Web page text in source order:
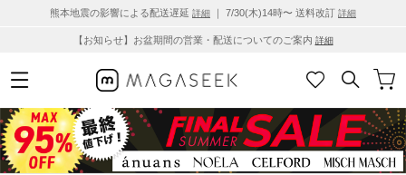
熊本地震の影響による配送遅延 詳細 ｜ 7/30(木)14時〜 送料改訂 詳細
【お知らせ】お盆期間の営業・配送についてのご案内 詳細